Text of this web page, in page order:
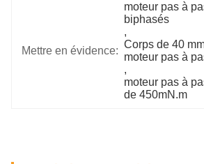
Mettre en évidence:
moteur pas à
biphasés
,
Corps de 40
moteur pas à
,
moteur pas à
de 450mN.m